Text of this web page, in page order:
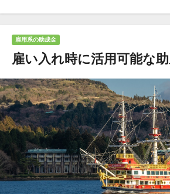
雇用系の助成金
雇い入れ時に活用可能な